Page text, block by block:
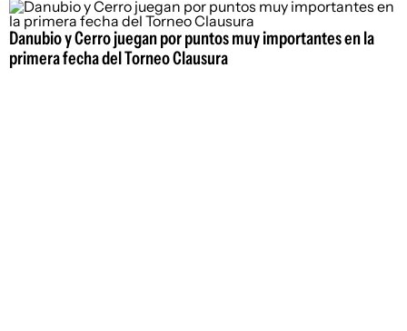
Danubio y Cerro juegan por puntos muy importantes en la
primera fecha del Torneo Clausura